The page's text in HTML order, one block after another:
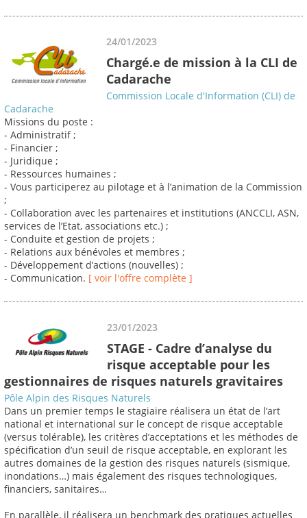
24/01/2023
Chargé.e de mission à la CLI de
Cadarache
Commission Locale d'Information (CLI) de
Cadarache
Missions du poste :
- Administratif ;
- Financier ;
- Juridique ;
- Ressources humaines ;
- Vous participerez au pilotage et à l’animation de la Commission
;
- Collaboration avec les partenaires et institutions (ANCCLI, ASN,
services de l’Etat, associations etc.) ;
- Conduite et gestion de projets ;
- Relations aux bénévoles et membres ;
- Développement d’actions (nouvelles) ;
- Communication. [ voir l'offre complète ]
23/01/2023
STAGE - Cadre d’analyse du
risque acceptable pour les
gestionnaires de risques naturels gravitaires
Pôle Alpin des Risques Naturels
Dans un premier temps le stagiaire réalisera un état de l’art
national et international sur le concept de risque acceptable
(versus tolérable), les critères d’acceptations et les méthodes de
spécification d’un seuil de risque acceptable, en explorant les
autres domaines de la gestion des risques naturels (sismique,
inondations…) mais également des risques technologiques,
financiers, sanitaires…
En parallèle, il réalisera un benchmark des pratiques actuelles